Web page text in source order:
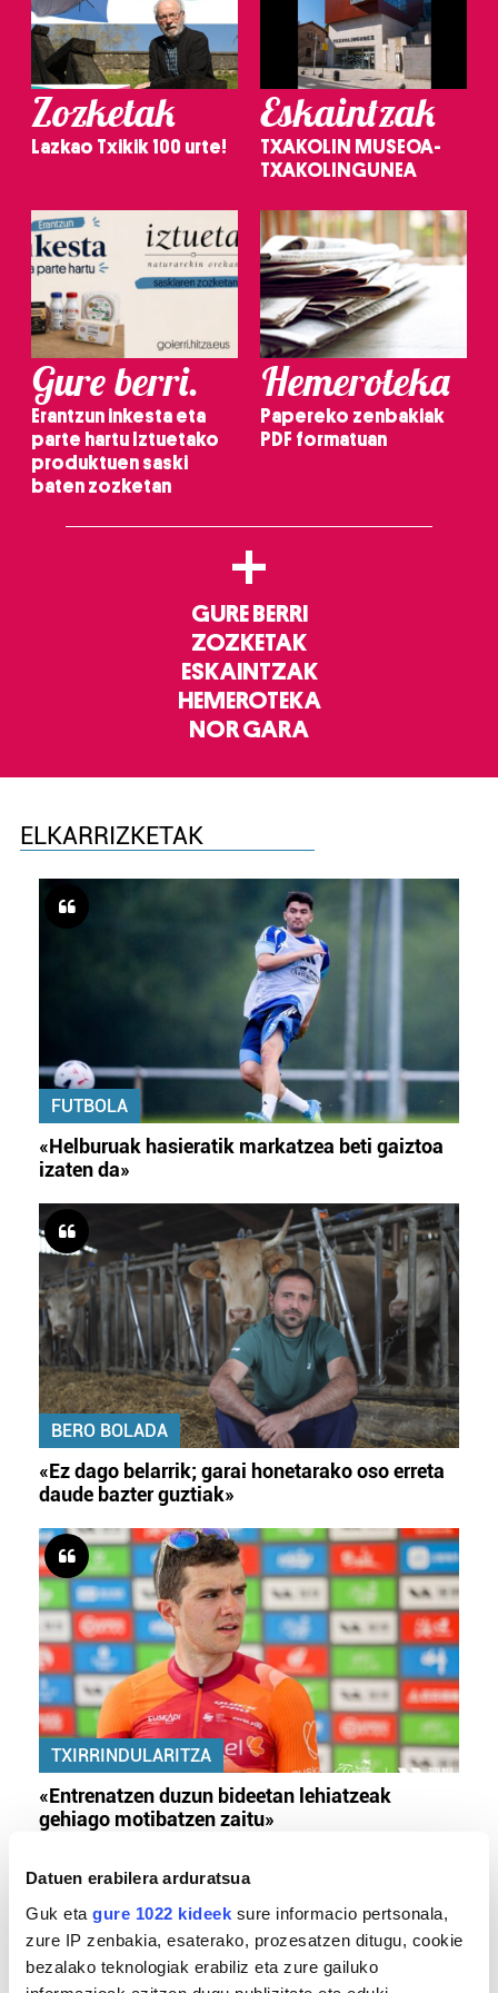
Datuen erabilera arduratsua
Guk eta gure 1022 kideek sure informacio pertsonala,
zure IP zenbakia, esaterako, prozesatzen ditugu, cookie
bezalako teknologiak erabiliz eta zure gailuko
Zozketak
Lazkao Txikik 100 urte!
Eskaintzak
TXAKOLIN MUSEOA-
TXAKOLINGUNEA
Gure berri.
Erantzun inkesta eta
parte hartu Iztuetako
produktuen saski
baten zozketan
Hemeroteka
Papereko zenbakiak
PDF formatuan
+
GURE BERRI
ZOZKETAK
ESKAINTZAK
HEMEROTEKA
NOR GARA
ELKARRIZKETAK
FUTBOLA
«Helburuak hasieratik markatzea beti gaiztoa
izaten da»
BERO BOLADA
«Ez dago belarrik; garai honetarako oso erreta
daude bazter guztiak»
TXIRRINDULARITZA
«Entrenatzen duzun bideetan lehiatzeak
gehiago motibatzen zaitu»